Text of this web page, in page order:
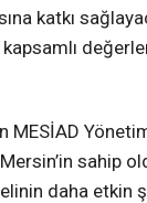
katkı
MESİAD
sahip
daha etkin